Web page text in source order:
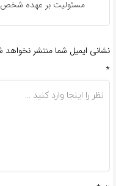
مسئولیت بر عهده شخص
نشانی ایمیل شما منتشر نخواهد
*